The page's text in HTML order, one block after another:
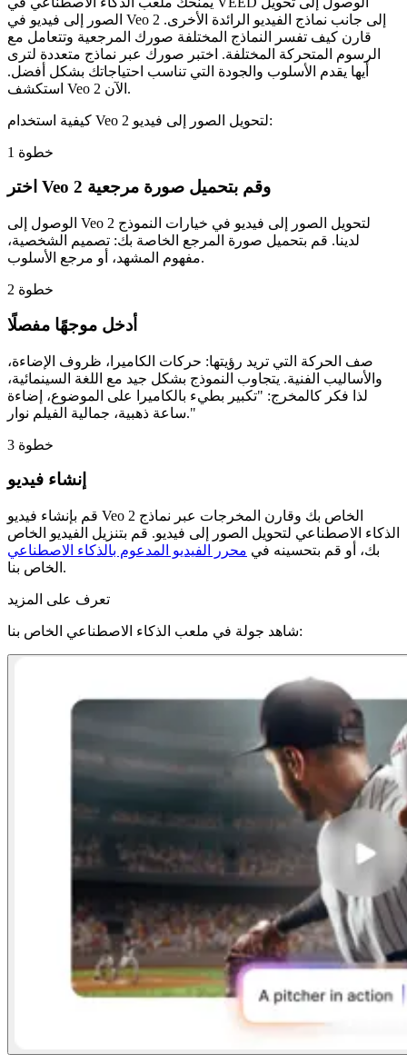
الصور إلى فيديو في Veo 2 إلى جانب نماذج الفيديو الرائدة الأخرى.
قارن كيف تفسر النماذج المختلفة صورك المرجعية وتتعامل مع
الرسوم المتحركة المختلفة. اختبر صورك عبر نماذج متعددة لترى
أيها يقدم الأسلوب والجودة التي تناسب احتياجاتك بشكل أفضل.
استكشف Veo 2 الآن.
كيفية استخدام Veo 2 لتحويل الصور إلى فيديو:
خطوة 1
اختر Veo 2 وقم بتحميل صورة مرجعية
الوصول إلى Veo 2 لتحويل الصور إلى فيديو في خيارات النموذج
لدينا. قم بتحميل صورة المرجع الخاصة بك: تصميم الشخصية،
مفهوم المشهد، أو مرجع الأسلوب.
خطوة 2
أدخل موجهًا مفصلًا
صف الحركة التي تريد رؤيتها: حركات الكاميرا، ظروف الإضاءة،
والأساليب الفنية. يتجاوب النموذج بشكل جيد مع اللغة السينمائية،
لذا فكر كالمخرج: "تكبير بطيء بالكاميرا على الموضوع، إضاءة
ساعة ذهبية، جمالية الفيلم نوار."
خطوة 3
إنشاء فيديو
قم بإنشاء فيديو Veo 2 الخاص بك وقارن المخرجات عبر نماذج
الذكاء الاصطناعي لتحويل الصور إلى فيديو. قم بتنزيل الفيديو الخاص
بك، أو قم بتحسينه في محرر الفيديو المدعوم بالذكاء الاصطناعي
الخاص بنا.
تعرف على المزيد
شاهد جولة في ملعب الذكاء الاصطناعي الخاص بنا: